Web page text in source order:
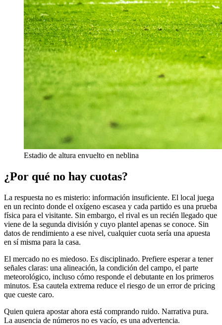
Estadio de altura envuelto en neblina
¿Por qué no hay cuotas?
La respuesta no es misterio: información insuficiente. El local juega
en un recinto donde el oxígeno escasea y cada partido es una prueba
física para el visitante. Sin embargo, el rival es un recién llegado que
viene de la segunda división y cuyo plantel apenas se conoce. Sin
datos de rendimiento a ese nivel, cualquier cuota sería una apuesta
en sí misma para la casa.
El mercado no es miedoso. Es disciplinado. Prefiere esperar a tener
señales claras: una alineación, la condición del campo, el parte
meteorológico, incluso cómo responde el debutante en los primeros
minutos. Esa cautela extrema reduce el riesgo de un error de pricing
que cueste caro.
Quien quiera apostar ahora está comprando ruido. Narrativa pura.
La ausencia de números no es vacío, es una advertencia.